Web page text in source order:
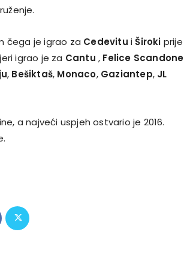
čega je igrao za Cedevitu iŠiroki prije
igrao je za Cantu , Felice Scandone
, Bešiktaš, Monaco, Gaziantep, JL
a najveći uspjeh ostvario je 2016.